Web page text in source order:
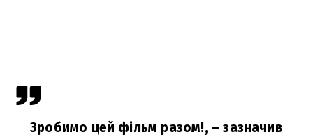
Зробимо цей фільм разом!, – зазначив